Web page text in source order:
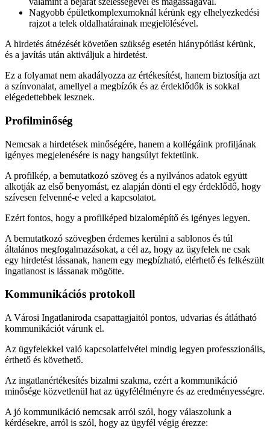
Nagyobb épületkomplexumoknál kérünk egy elhelyezkedési
rajzot a telek oldalhatárainak megjelölésével.
A hirdetés átnézését követően szükség esetén hiánypótlást kérünk,
és a javítás után aktiváljuk a hirdetést.
Ez a folyamat nem akadályozza az értékesítést, hanem biztosítja azt
a színvonalat, amellyel a megbízók és az érdeklődők is sokkal
elégedettebbek lesznek.
Profilminőség
Nemcsak a hirdetések minőségére, hanem a kollégáink profiljának
igényes megjelenésére is nagy hangsúlyt fektetünk.
A profilkép, a bemutatkozó szöveg és a nyilvános adatok együtt
alkotják az első benyomást, ez alapján dönti el egy érdeklődő, hogy
szívesen felvenné-e veled a kapcsolatot.
Ezért fontos, hogy a profilképed bizalomépítő és igényes legyen.
A bemutatkozó szövegben érdemes kerülni a sablonos és túl
általános megfogalmazásokat, a cél az, hogy az ügyfelek ne csak
egy hirdetést lássanak, hanem egy megbízható, elérhető és felkészült
ingatlanost is lássanak mögötte.
Kommunikációs protokoll
A Városi Ingatlaniroda csapattagjaitól pontos, udvarias és átlátható
kommunikációt várunk el.
Az ügyfelekkel való kapcsolatfelvétel mindig legyen professzionális,
érthető és követhető.
Az ingatlanértékesítés bizalmi szakma, ezért a kommunikáció
minősége közvetlenül hat az ügyfélélményre és az eredményességre.
A jó kommunikáció nemcsak arról szól, hogy válaszolunk a
kérdésekre, arról is szól, hogy az ügyfél végig érezze: